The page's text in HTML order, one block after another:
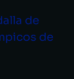
de
de